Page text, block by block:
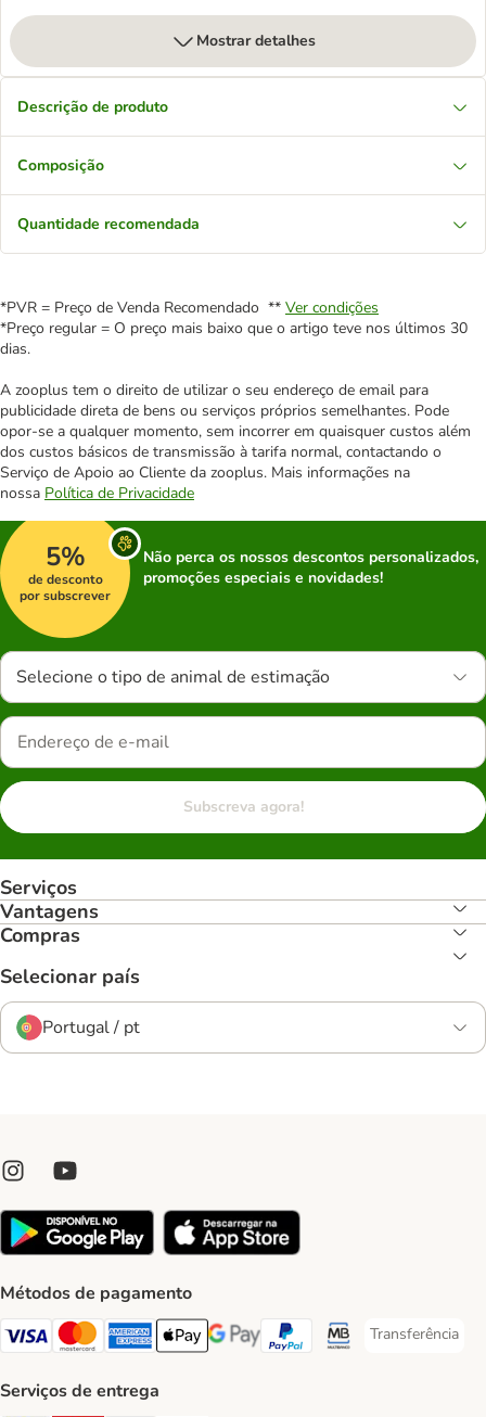
Mostrar detalhes
Descrição de produto
Composição
Quantidade recomendada
*PVR = Preço de Venda Recomendado ** Ver condições
*Preço regular = O preço mais baixo que o artigo teve nos últimos 30
dias.
A zooplus tem o direito de utilizar o seu endereço de email para
publicidade direta de bens ou serviços próprios semelhantes. Pode
opor-se a qualquer momento, sem incorrer em quaisquer custos além
dos custos básicos de transmissão à tarifa normal, contactando o
Serviço de Apoio ao Cliente da zooplus. Mais informações na
nossa Política de Privacidade
5%
de desconto
por subscrever
Não perca os nossos descontos personalizados,
promoções especiais e novidades!
Selecione o tipo de animal de estimação
Subscreva agora!
Serviços
Vantagens
Compras
Selecionar país
Portugal / pt
Métodos de pagamento
Visa Payment Method
Mastercard Payment Method
American Express Payment Method
Apple Pay Payment Method
Google Pay Payment Method
PayPal Payment Method
Multibanco Payment
Transferência
Transferência
Serviços de entrega